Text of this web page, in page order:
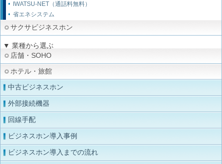
IWATSU-NET（通話料無料）
省エネシステム
サクサビジネスホン
▼ 業種から選ぶ
店舗・SOHO
ホテル・旅館
中古ビジネスホン
外部接続機器
回線手配
ビジネスホン導入事例
ビジネスホン導入までの流れ